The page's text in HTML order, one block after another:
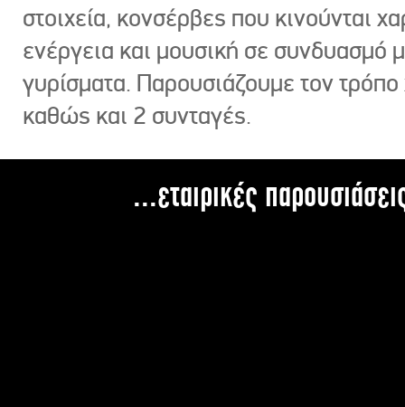
στοιχεία, κονσέρβες που κινούνται
ενέργεια και μουσική σε συνδυασμό
γυρίσματα. Παρουσιάζουμε τον
καθώς και 2 συνταγές.
...εταιρικές